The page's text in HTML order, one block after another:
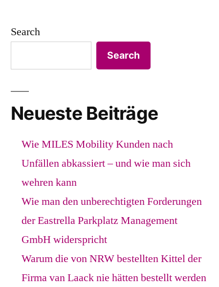
Search
Search
Neueste Beiträge
Wie MILES Mobility Kunden nach
Unfällen abkassiert – und wie man sich
wehren kann
Wie man den unberechtigten Forderungen
der Eastrella Parkplatz Management
GmbH widerspricht
Warum die von NRW bestellten Kittel der
Firma van Laack nie hätten bestellt werden